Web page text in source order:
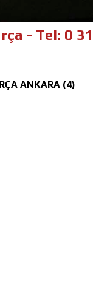
0 312
ANKARA (4)